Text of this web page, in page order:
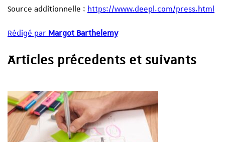
Source additionnelle : https://www.deepl.com/press.html
Rédigé par Margot Barthelemy
Articles précedents et suivants